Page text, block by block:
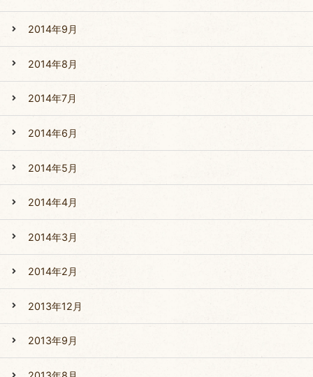
2014年9月
2014年8月
2014年7月
2014年6月
2014年5月
2014年4月
2014年3月
2014年2月
2013年12月
2013年9月